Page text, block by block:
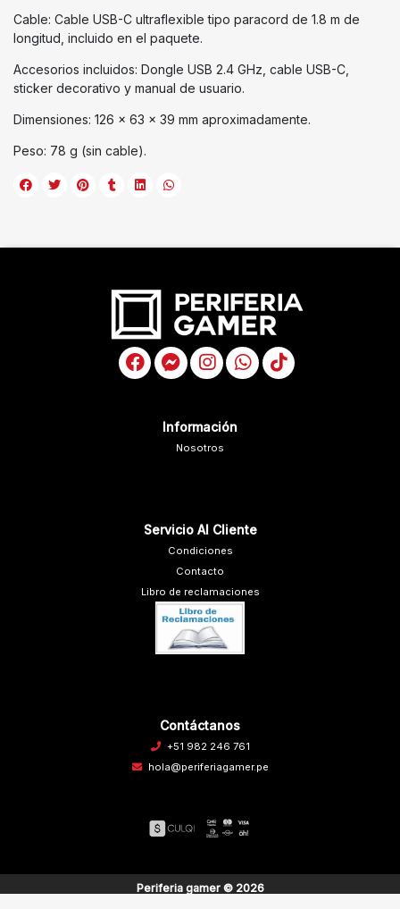
Cable: Cable USB-C ultraflexible tipo paracord de 1.8 m de
longitud, incluido en el paquete.
Accesorios incluidos: Dongle USB 2.4 GHz, cable USB-C,
sticker decorativo y manual de usuario.
Dimensiones: 126 × 63 × 39 mm aproximadamente.
Peso: 78 g (sin cable).
Información
Nosotros
Servicio Al Cliente
Condiciones
Contacto
Libro de reclamaciones
Contáctanos
+51 982 246 761
hola@periferiagamer.pe
Periferia gamer © 2026